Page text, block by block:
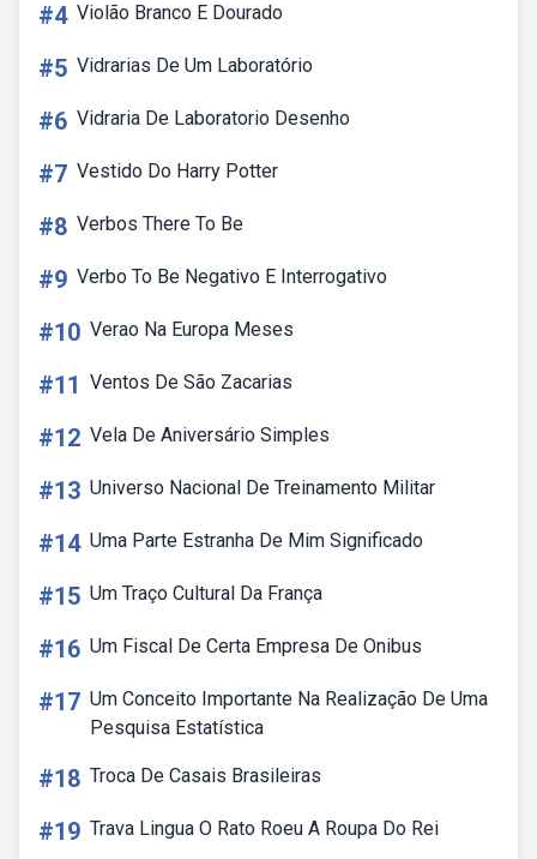
#4 Violão Branco E Dourado
#5 Vidrarias De Um Laboratório
#6 Vidraria De Laboratorio Desenho
#7 Vestido Do Harry Potter
#8 Verbos There To Be
#9 Verbo To Be Negativo E Interrogativo
#10 Verao Na Europa Meses
#11 Ventos De São Zacarias
#12 Vela De Aniversário Simples
#13 Universo Nacional De Treinamento Militar
#14 Uma Parte Estranha De Mim Significado
#15 Um Traço Cultural Da França
#16 Um Fiscal De Certa Empresa De Onibus
#17 Um Conceito Importante Na Realização De Uma
Pesquisa Estatística
#18 Troca De Casais Brasileiras
#19 Trava Lingua O Rato Roeu A Roupa Do Rei